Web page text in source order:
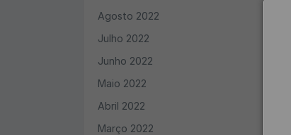
Agosto 2022
Julho 2022
Junho 2022
Maio 2022
Abril 2022
Março 2022